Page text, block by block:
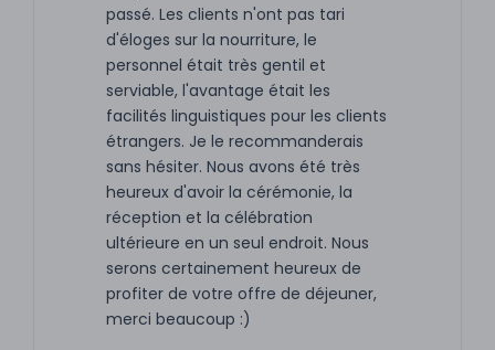
passé. Les clients n'ont pas tari
d'éloges sur la nourriture, le
personnel était très gentil et
serviable, l'avantage était les
facilités linguistiques pour les clients
étrangers. Je le recommanderais
sans hésiter. Nous avons été très
heureux d'avoir la cérémonie, la
réception et la célébration
ultérieure en un seul endroit. Nous
serons certainement heureux de
profiter de votre offre de déjeuner,
merci beaucoup :)